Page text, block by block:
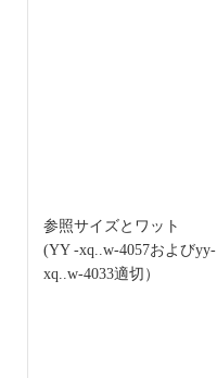
参照サイズとワット
(YY -xq..w-4057およびyy-
xq..w-4033適切）